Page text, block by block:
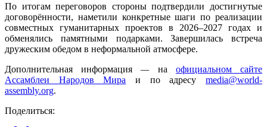
По итогам переговоров стороны подтвердили достигнутые
договорённости, наметили конкретные шаги по реализации
совместных гуманитарных проектов в 2026–2027 годах и
обменялись памятными подарками. Завершилась встреча
дружеским обедом в неформальной атмосфере.
Дополнительная информация—на официальном сайте
Ассамблеи Народов Мира и по адресуmedia@world-
assembly.org.
Поделиться: